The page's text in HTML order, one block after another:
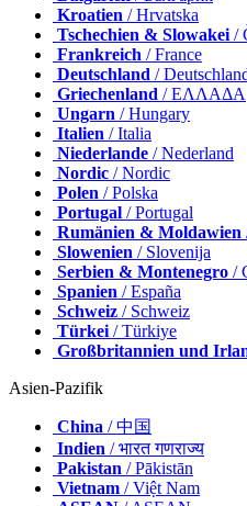
Kroatien / Hrvatska
Tschechien & Slowakei/
Frankreich / France
Deutschland /
Griechenland / ΕΛΛΑΔΑ
Ungarn / Hungary
Italien / Italia
Niederlande / Nederland
Nordic / Nordic
Polen / Polska
Portugal / Portugal
Rumänien & Moldawien
Slowenien / Slovenija
Serbien & Montenegro /
Spanien / España
Schweiz / Schweiz
Türkei/ Türkiye
Großbritannien und
Asien-Pazifik
China / 中国
Indien / भारत गणराज्य
Pakistan / Pākistān
Vietnam / Việt Nam